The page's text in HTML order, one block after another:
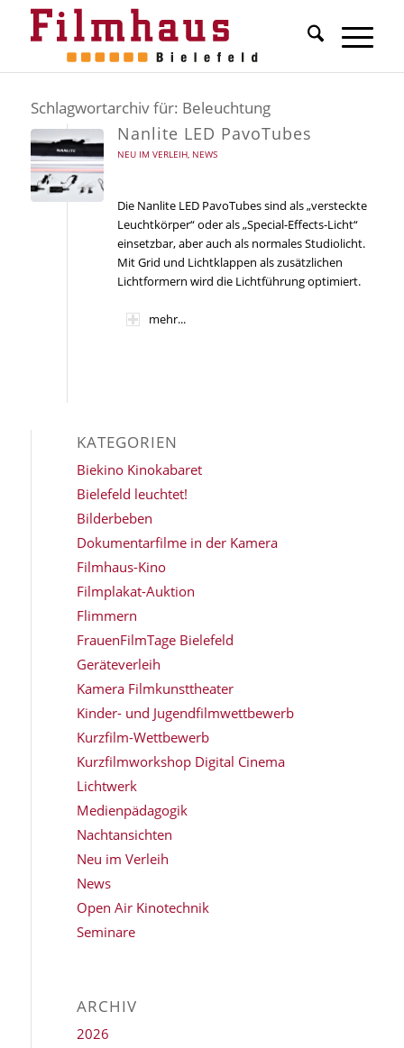
Schlagwortarchiv für: Beleuchtung
Nanlite LED PavoTubes
NEU IM VERLEIH, NEWS
Die Nanlite LED PavoTubes sind als „versteckte
Leuchtkörper“ oder als „Special-Effects-Licht“
einsetzbar, aber auch als normales Studiolicht.
Mit Grid und Lichtklappen als zusätzlichen
Lichtformern wird die Lichtführung optimiert.
mehr...
KATEGORIEN
Biekino Kinokabaret
Bielefeld leuchtet!
Bilderbeben
Dokumentarfilme in der Kamera
Filmhaus-Kino
Filmplakat-Auktion
Flimmern
FrauenFilmTage Bielefeld
Geräteverleih
Kamera Filmkunsttheater
Kinder- und Jugendfilmwettbewerb
Kurzfilm-Wettbewerb
Kurzfilmworkshop Digital Cinema
Lichtwerk
Medienpädagogik
Nachtansichten
Neu im Verleih
News
Open Air Kinotechnik
Seminare
ARCHIV
2026